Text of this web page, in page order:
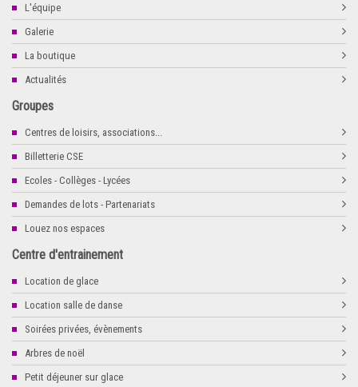
L'équipe
Galerie
La boutique
Actualités
Groupes
Centres de loisirs, associations...
Billetterie CSE
Ecoles - Collèges - Lycées
Demandes de lots - Partenariats
Louez nos espaces
Centre d'entrainement
Location de glace
Location salle de danse
Soirées privées, évènements
Arbres de noël
Petit déjeuner sur glace